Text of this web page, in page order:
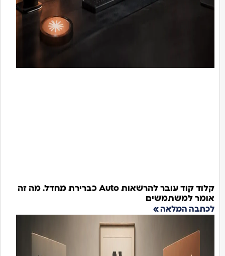
קלוד קוד עובר להרשאות Auto כברירת מחדל. מה זה
אומר למשתמשים
לכתבה המלאה »